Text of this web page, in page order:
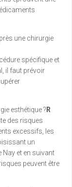
une chirurgie
spécifique et
il faut prévoir
esthétique ?R
des risques
excessifs, les
un
et en suivant
peuvent être